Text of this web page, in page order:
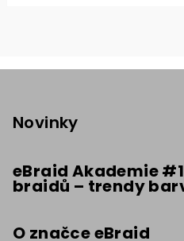
Novinky
eBraid Akademie
braidů – trendy
O značce eBraid